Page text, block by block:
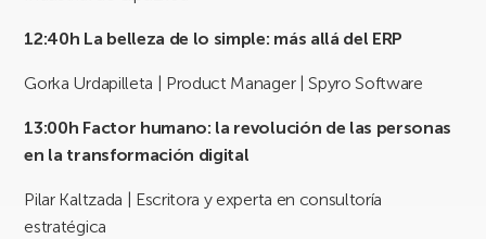
12:40h La belleza de lo simple: más allá del ERP
Gorka Urdapilleta | Product Manager | Spyro Software
13:00h Factor humano: la revolución de las personas
en la transformación digital
Pilar Kaltzada | Escritora y experta en consultoría
estratégica